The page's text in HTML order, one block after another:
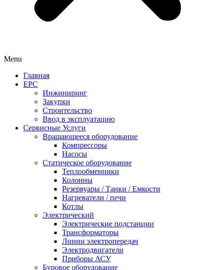
Menu
Главная
EPC
Инжиниринг
Закупки
Строительство
Ввод в эксплуатацию
Сервисные Услуги
Вращающееся оборудование
Компрессоры
Насосы
Статическое оборудование
Теплообменники
Колонны
Резервуары / Танки / Емкости
Нагреватели / печи
Котлы
Электрический
Электрические подстанции
Трансформаторы
Линии электропередач
Электродвигатели
Приборы АСУ
Буровое оборудование